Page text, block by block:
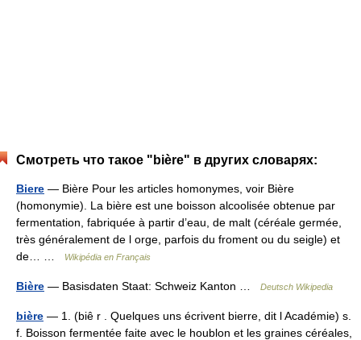
Смотреть что такое "bière" в других словарях:
Biere — Bière Pour les articles homonymes, voir Bière
(homonymie). La bière est une boisson alcoolisée obtenue par
fermentation, fabriquée à partir d’eau, de malt (céréale germée,
très généralement de l orge, parfois du froment ou du seigle) et
de… …
Wikipédia en Français
Bière — Basisdaten Staat: Schweiz Kanton … Deutsch Wikipedia
bière — 1. (biê r . Quelques uns écrivent bierre, dit l Académie) s.
f. Boisson fermentée faite avec le houblon et les graines céréales,